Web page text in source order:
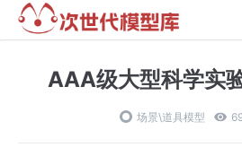
AAA级大型科学实
场景\道具模型